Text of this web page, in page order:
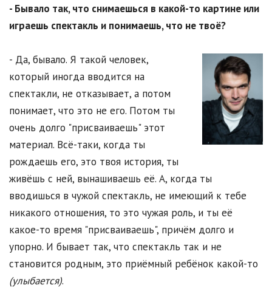
- Бывало так, что снимаешься в какой-то картине или
играешь спектакль и понимаешь, что не твоё?
- Да, бывало. Я такой человек,
который иногда вводится на
спектакли, не отказывает, а потом
понимает, что это не его. Потом ты
очень долго "присваиваешь" этот
материал. Всё-таки, когда ты
рождаешь его, это твоя история, ты
живёшь с ней, вынашиваешь её. А, когда ты
вводишься в чужой спектакль, не имеющий к тебе
никакого отношения, то это чужая роль, и ты её
какое-то время "присваиваешь", причём долго и
упорно. И бывает так, что спектакль так и не
становится родным, это приёмный ребёнок какой-то
(улыбается).